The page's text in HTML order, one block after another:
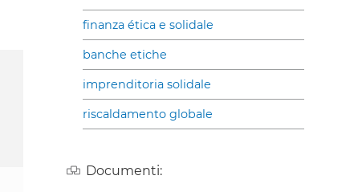
finanza ética e solidale
banche etiche
imprenditoria solidale
riscaldamento globale
Documenti: